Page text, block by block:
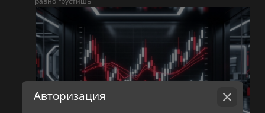
Авторизация